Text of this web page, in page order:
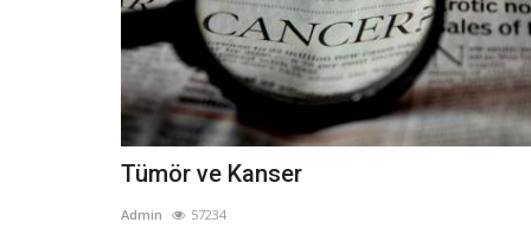
Tümör ve Kanser
Admin 57234